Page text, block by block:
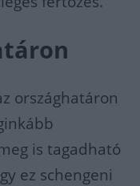
országhatáron
is tagadható
ez schengeni